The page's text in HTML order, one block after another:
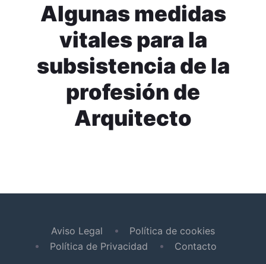
Algunas medidas
vitales para la
subsistencia de la
profesión de
Arquitecto
Aviso Legal
Política de cookies
Política de Privacidad
Contacto